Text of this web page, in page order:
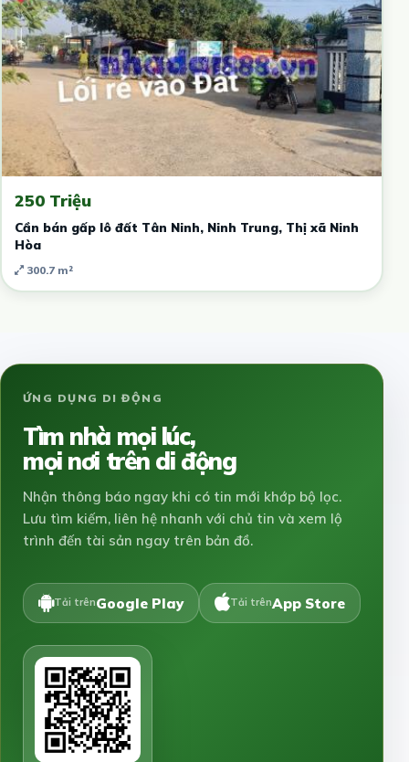
250 Triệu
Cần bán gấp lô đất Tân Ninh, Ninh Trung, Thị xã Ninh
Hòa
300.7 m²
ỨNG DỤNG DI ĐỘNG
Tìm nhà mọi lúc,
mọi nơi trên di động
Nhận thông báo ngay khi có tin mới khớp bộ lọc.
Lưu tìm kiếm, liên hệ nhanh với chủ tin và xem lộ
trình đến tài sản ngay trên bản đồ.
Tải trênGoogle Play Tải trênApp Store